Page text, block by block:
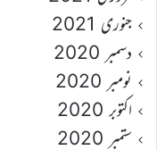
جنوری 2021
دسمبر 2020
نومبر 2020
اکتوبر 2020
ستمبر 2020